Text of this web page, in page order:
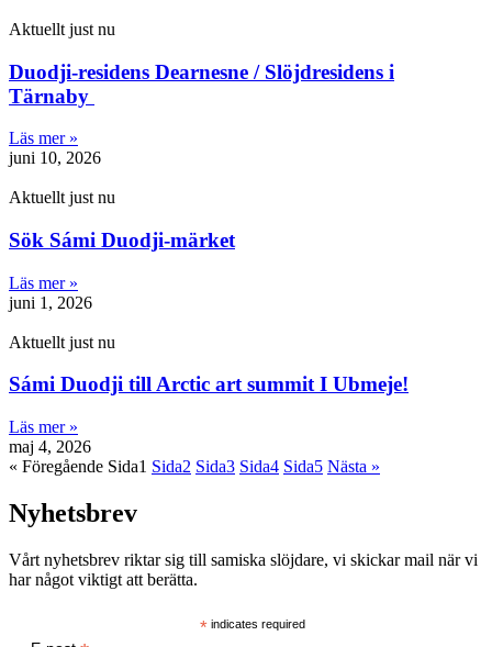
Aktuellt just nu
Duodji-residens Dearnesne / Slöjdresidens i
Tärnaby
Läs mer »
juni 10, 2026
Aktuellt just nu
Sök Sámi Duodji-märket
Läs mer »
juni 1, 2026
Aktuellt just nu
Sámi Duodji till Arctic art summit I Ubmeje!
Läs mer »
maj 4, 2026
« Föregående Sida1 Sida2 Sida3 Sida4 Sida5 Nästa »
Nyhetsbrev
Vårt nyhetsbrev riktar sig till samiska slöjdare, vi skickar mail när vi
har något viktigt att berätta.
*indicates required